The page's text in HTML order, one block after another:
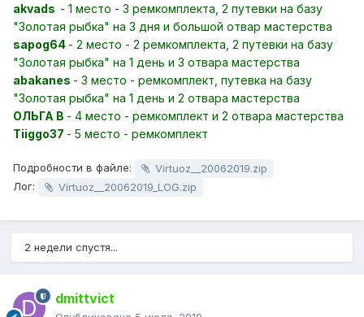
akvads - 1 место - 3 ремкомплекта, 2 путевки на базу
"Золотая рыбка" на 3 дня и большой отвар мастерства
sapog64 - 2 место - 2 ремкомплекта, 2 путевки на базу
"Золотая рыбка" на 1 день и 3 отвара мастерства
abakanes - 3 место - ремкомплект, путевка на базу
"Золотая рыбка" на 1 день и 2 отвара мастерства
ОЛЬГА В - 4 место - ремкомплект и 2 отвара мастерства
Tiiggo37 - 5 место - ремкомплект
Подробности в файле:
Virtuoz__20062019.zip
Лог:
Virtuoz__20062019_LOG.zip
2 недели спустя...
dmittvict